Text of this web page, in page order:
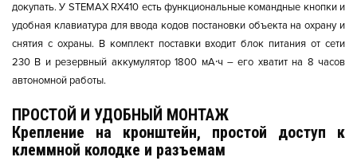
докупать. У STEMAX RX410 есть функциональные командные кнопки и
удобная клавиатура для ввода кодов постановки объекта на охрану и
снятия с охраны. В комплект поставки входит блок питания от сети
230 В и резервный аккумулятор 1800 мА⸱ч – его хватит на 8 часов
автономной работы.
ПРОСТОЙ И УДОБНЫЙ МОНТАЖ
Крепление на кронштейн, простой доступ к
клеммной колодке и разъемам